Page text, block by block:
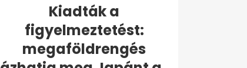
Kiadták a
figyelmeztetést:
megaföldrengés